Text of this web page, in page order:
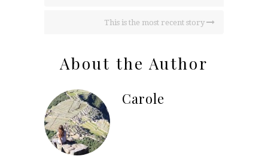
This is the most recent story
About the Author
Carole